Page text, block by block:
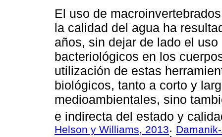
El uso de
la calidad del agua ha
años, sin dejar de lado el
bacteriológicos en los
utilización de estas
biológicos, tanto a corto y
medioambientales, sino
e indirecta del estado y
Helson y Williams, 2013;